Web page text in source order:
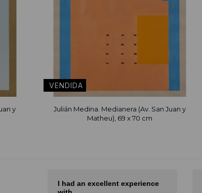
y
Julián Medina. Medianera (Av. San Juan y
Matheu), 69 x 70 cm
I had an excellent experience